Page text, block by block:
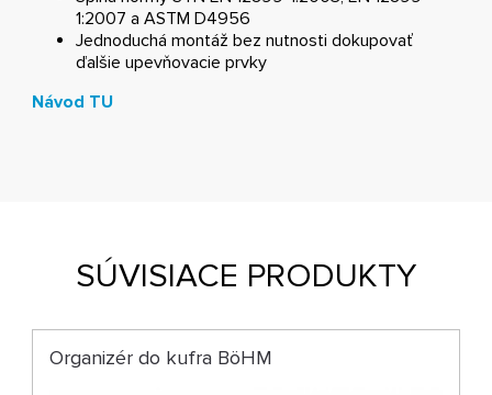
1:2007 a ASTM D4956
Jednoduchá montáž bez nutnosti dokupovať
ďalšie upevňovacie prvky
Návod TU
SÚVISIACE PRODUKTY
Organizér do kufra BöHM